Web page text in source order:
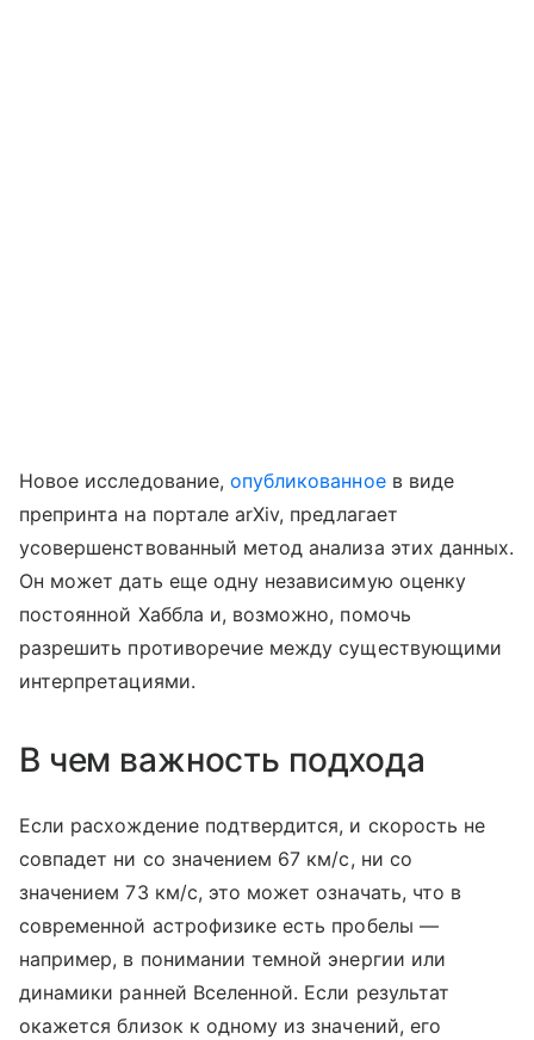
Новое исследование, опубликованноев виде
препринта на портале arXiv, предлагает
усовершенствованный метод анализа этих данных.
Он может дать еще одну независимую оценку
постоянной Хаббла и, возможно, помочь
разрешить противоречие между существующими
интерпретациями.
В чем важность подхода
Если расхождение подтвердится, и скорость не
совпадет ни со значением 67 км/с, ни со
значением 73 км/с, это может означать, что в
современной астрофизике есть пробелы —
например, в понимании темной энергии или
динамики ранней Вселенной. Если результат
окажется близок к одному из значений, его